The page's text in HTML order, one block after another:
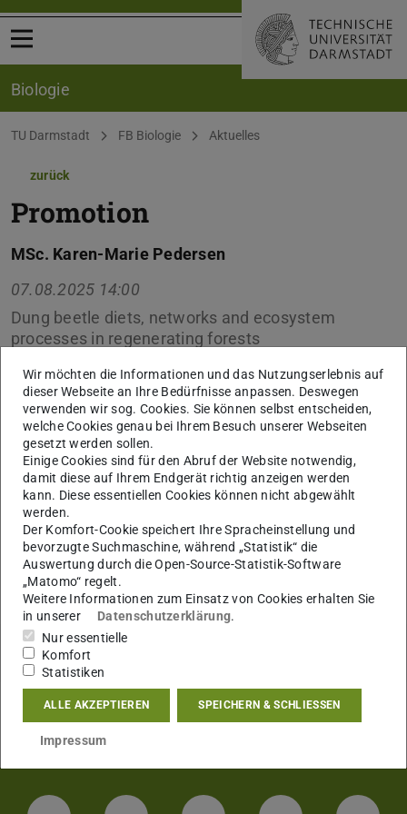
Menü öffnen
Biologie
Sie befinden sich hier:
TU Darmstadt FB Biologie Aktuelles
zurück
Promotion
MSc. Karen-Marie Pedersen
07.08.2025 14:00
Dung beetle diets, networks and ecosystem
processes in regenerating forests
Wir möchten die Informationen und das Nutzungserlebnis auf
dieser Webseite an Ihre Bedürfnisse anpassen. Deswegen
verwenden wir sog. Cookies. Sie können selbst entscheiden,
welche Cookies genau bei Ihrem Besuch unserer Webseiten
gesetzt werden sollen.
Einige Cookies sind für den Abruf der Website notwendig,
damit diese auf Ihrem Endgerät richtig anzeigen werden
kann. Diese essentiellen Cookies können nicht abgewählt
werden.
Der Komfort-Cookie speichert Ihre Spracheinstellung und
bevorzugte Suchmaschine, während „Statistik“ die
Auswertung durch die Open-Source-Statistik-Software
„Matomo“ regelt.
Weitere Informationen zum Einsatz von Cookies erhalten Sie
in unserer
Datenschutzerklärung.
Nur essentielle
Komfort
Statistiken
ALLE AKZEPTIEREN SPEICHERN & SCHLIESSEN
Impressum